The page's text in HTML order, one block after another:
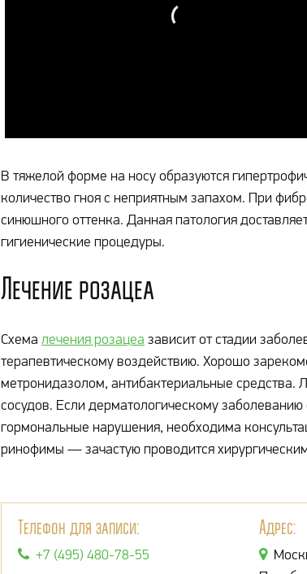
В тяжелой форме на носу образуются
количество гноя с неприятным запахом. При
синюшного оттенка. Данная патология
гигиенические процедуры.
Лечение розацеа
Схема лечения розацеа зависит от стадии
терапевтическому воздействию. Хорошо
метронидазолом, антибактериальные
сосудов. Если дерматологическому
гормональные нарушения, необходима
ринофимы — зачастую проводится
Телефон для записи:
+7 (495) 480-78-55
Адрес: